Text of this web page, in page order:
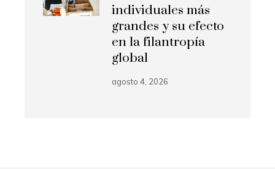
individuales más
grandes y su efecto
en la filantropía
global
agosto 4, 2026